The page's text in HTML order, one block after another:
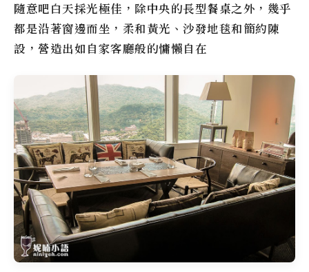
隨意吧白天採光極佳，除中央的長型餐桌之外，幾乎
都是沿著窗邊而坐，柔和黃光、沙發地毯和簡約陳
設，營造出如自家客廳般的慵懶自在